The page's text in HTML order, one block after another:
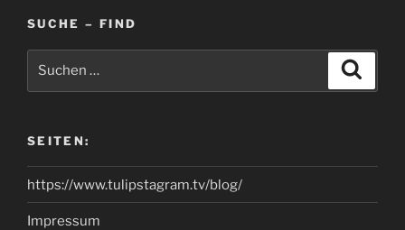
Großen
Zechliner
am
14.12.20
ein
Millionenprojekt
SUCHE – FIND
SEITEN:
https://www.tulipstagram.tv/blog/
Impressum